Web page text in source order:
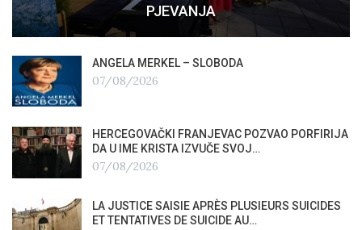
PJEVANJA
ANGELA MERKEL – SLOBODA
07/08/2026
HERCEGOVAČKI FRANJEVAC POZVAO PORFIRIJA
DA U IME KRISTA IZVUČE SVOJ…
07/08/2026
LA JUSTICE SAISIE APRÈS PLUSIEURS SUICIDES
ET TENTATIVES DE SUICIDE AU…